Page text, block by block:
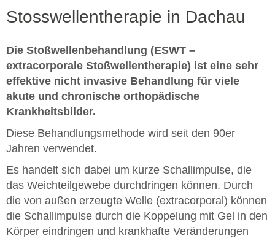
Stosswellentherapie in Dachau
Die Stoßwellenbehandlung (ESWT –
extracorporale Stoßwellentherapie) ist eine sehr
effektive nicht invasive Behandlung für viele
akute und chronische orthopädische
Krankheitsbilder.
Diese Behandlungsmethode wird seit den 90er
Jahren verwendet.
Es handelt sich dabei um kurze Schallimpulse, die
das Weichteilgewebe durchdringen können. Durch
die von außen erzeugte Welle (extracorporal) können
die Schallimpulse durch die Koppelung mit Gel in den
Körper eindringen und krankhafte Veränderungen